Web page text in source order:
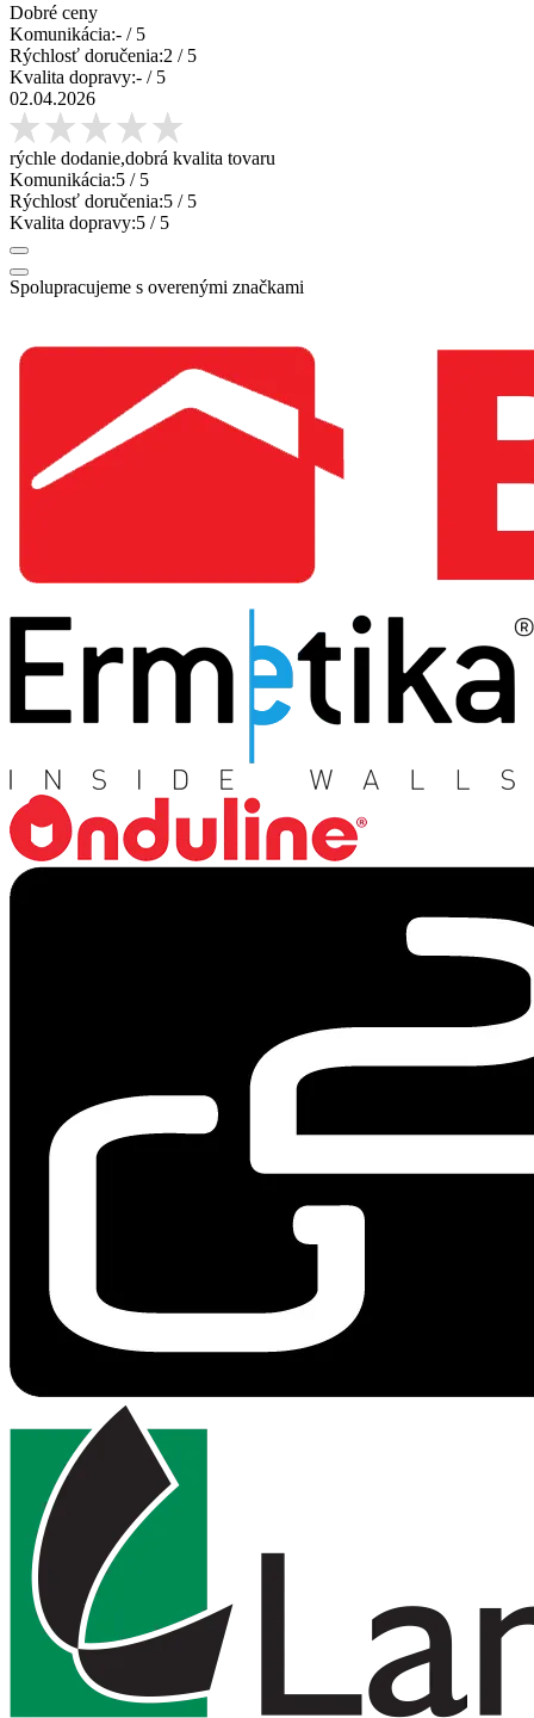
Dobré ceny
Komunikácia:- / 5
Rýchlosť doručenia:2 / 5
Kvalita dopravy:- / 5
02.04.2026
rýchle dodanie,dobrá kvalita tovaru
Komunikácia:5 / 5
Rýchlosť doručenia:5 / 5
Kvalita dopravy:5 / 5
Spolupracujeme s overenými značkami